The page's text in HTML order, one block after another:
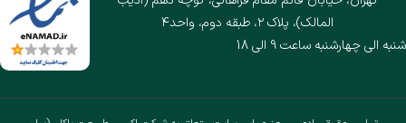
المالک)، پلاک ۲، طبقه دوم، واحد۴
شنبه الی چهارشنبه ساعت 9 الی 18